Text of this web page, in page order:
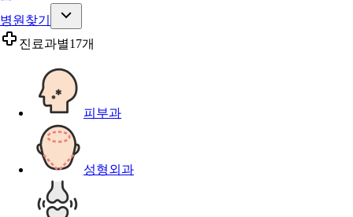
병원찾기
진료과별17개
피부과
성형외과